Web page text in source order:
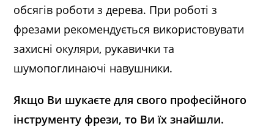
обсягів роботи з дерева. При роботі з
фрезами рекомендується використовувати
захисні окуляри, рукавички та
шумопоглинаючі навушники.
Якщо Ви шукаєте для свого професійного
інструменту фрези, то Ви їх знайшли.